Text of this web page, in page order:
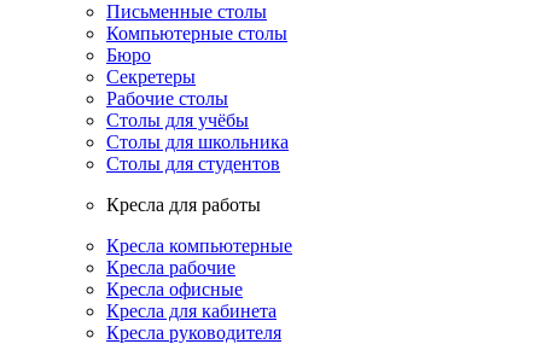
Письменные столы
Компьютерные столы
Бюро
Секретеры
Рабочие столы
Столы для учёбы
Столы для школьника
Столы для студентов
Кресла для работы
Кресла компьютерные
Кресла рабочие
Кресла офисные
Кресла для кабинета
Кресла руководителя